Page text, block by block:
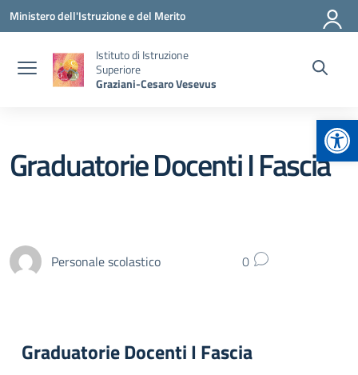
Vai ai contenuti
Vai al menu di navigazione
Vai al footer
Ministero dell'Istruzione e del Merito
Istituto di Istruzione
Superiore
Graziani-Cesaro Vesevus
Graduatorie Docenti I Fascia
Personale scolastico 0
Graduatorie Docenti I Fascia